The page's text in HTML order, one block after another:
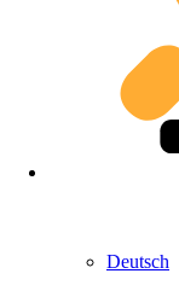
Deutsch